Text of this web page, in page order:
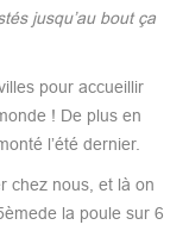
jusqu’au bout ça
pour accueillir
! De plus en
l’été dernier.
chez nous, et là on
la poule sur 6